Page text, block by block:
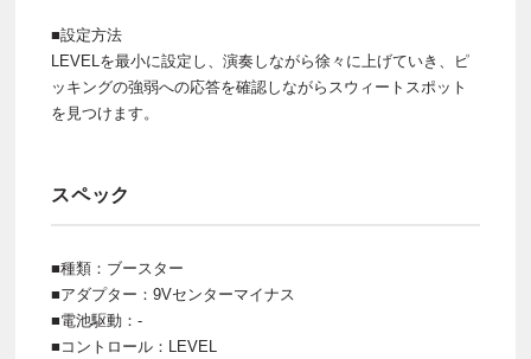
■設定方法
LEVELを最小に設定し、演奏しながら徐々に上げていき、ピ
ッキングの強弱への応答を確認しながらスウィートスポット
を見つけます。
スペック
■種類：ブースター
■アダプター：9Vセンターマイナス
■電池駆動：-
■コントロール：LEVEL